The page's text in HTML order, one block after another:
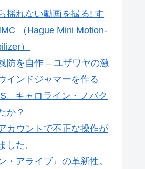
揺れない動画を撮る! す
（Hague Mini Motion-
）
防を自作 – ユザワヤの激
インドジャマーを作る
、キャロライン・ノバク
か？
カウントで不正な操作が
した。
・アライブ』の革新性。